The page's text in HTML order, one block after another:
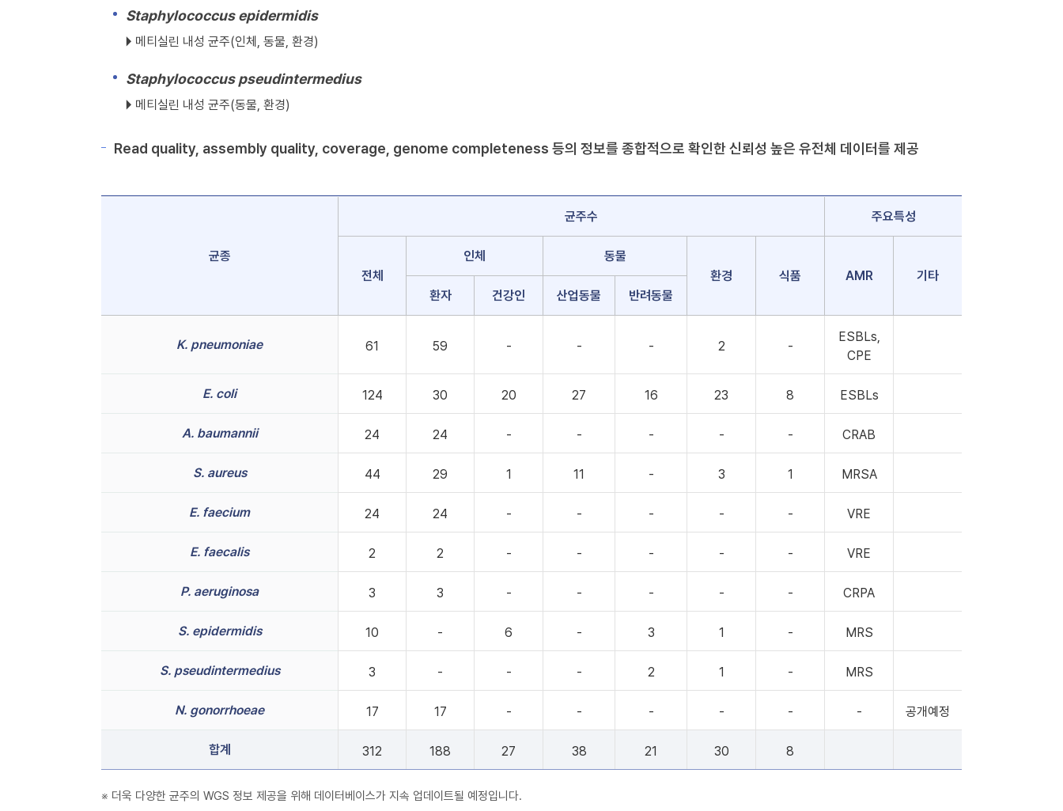
Staphylococcus epidermidis
🞂 메티실린 내성 균주(인체, 동물, 환경)
Staphylococcus pseudintermedius
🞂 메티실린 내성 균주(동물, 환경)
Read quality, assembly quality, coverage, genome completeness 등의 정보를 종합적으로 확인한 신뢰성 높은 유전체 데이터를 제공
균종
균주수 주요특성
전체
인체
동물
환경
식품 AMR
기타
환자
건강인 산업동물 반려동물
K. pneumoniae 61 59 - - - 2 -
ESBLs,
CPE
E. coli 124 30 20 27 16 23 8 ESBLs
A. baumannii 24 24 - - - - - CRAB
S. aureus 44 29 1 11 - 3 1 MRSA
E. faecium 24 24 - - - - - VRE
E. faecalis 2 2 - - - - - VRE
P. aeruginosa 3 3 - - - - - CRPA
S. epidermidis 10 - 6 - 3 1 - MRS
S. pseudintermedius 3 - - - 2 1 - MRS
N. gonorrhoeae 17 17 - - - - - - 공개예정
합계 312 188 27 38 21 30 8
※ 더욱 다양한 균주의 WGS 정보 제공을 위해 데이터베이스가 지속 업데이트될 예정입니다.